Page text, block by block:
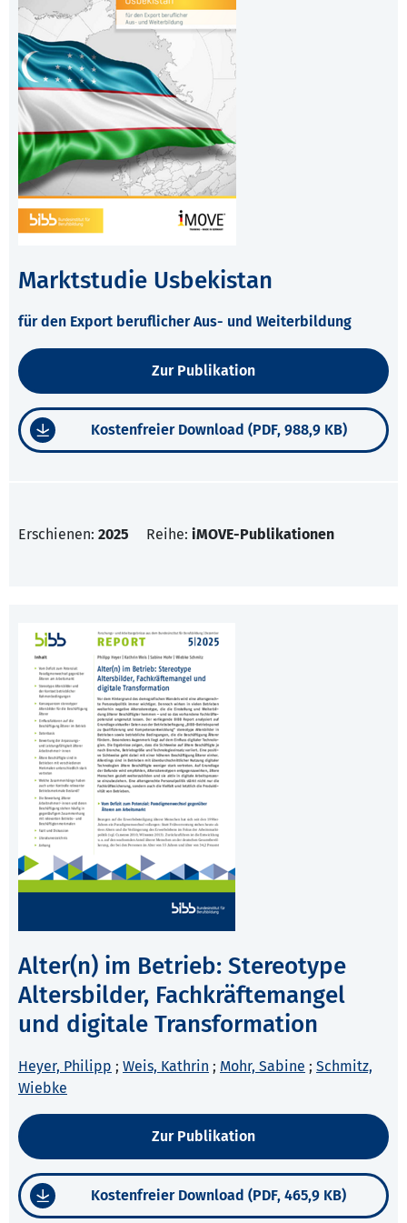
Marktstudie Usbekistan
für den Export beruflicher Aus- und Weiterbildung
Zur Publikation
Kostenfreier Download (PDF, 988,9 KB)
Erschienen: 2025 Reihe: iMOVE-Publikationen
Alter(n) im Betrieb: Stereotype
Altersbilder, Fachkräftemangel
und digitale Transformation
Heyer, Philipp ; Weis, Kathrin ; Mohr, Sabine ; Schmitz,
Wiebke
Zur Publikation
Kostenfreier Download (PDF, 465,9 KB)